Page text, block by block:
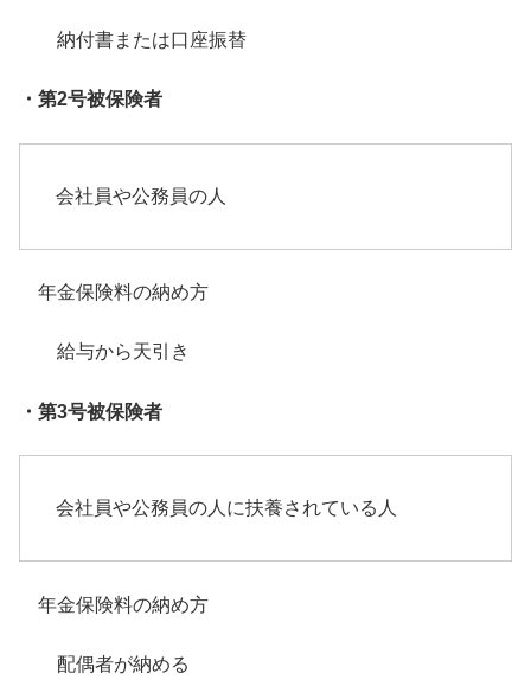
納付書または口座振替
・第2号被保険者
会社員や公務員の人
年金保険料の納め方
給与から天引き
・第3号被保険者
会社員や公務員の人に扶養されている人
年金保険料の納め方
配偶者が納める